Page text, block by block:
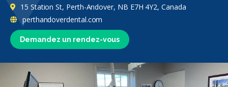
Demandez un rendez-vous
15 Station St, Perth-Andover, NB E7H 4Y2, Canada
perthandoverdental.com